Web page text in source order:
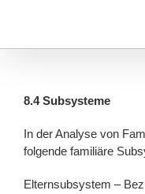
8.4 Subsysteme
In der Analyse von
folgende familiäre
Elternsubsystem –